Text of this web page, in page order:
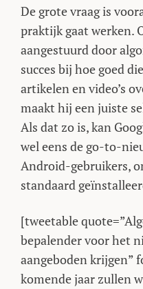
De grote vraag is
praktijk gaat werken.
aangestuurd door
succes bij hoe goed
artikelen en video’s
maakt hij een juiste
Als dat zo is, kan
wel eens de go-to-
Android-gebruikers,
standaard
[tweetable
bepalender voor het
aangeboden krijgen”
komende jaar zullen